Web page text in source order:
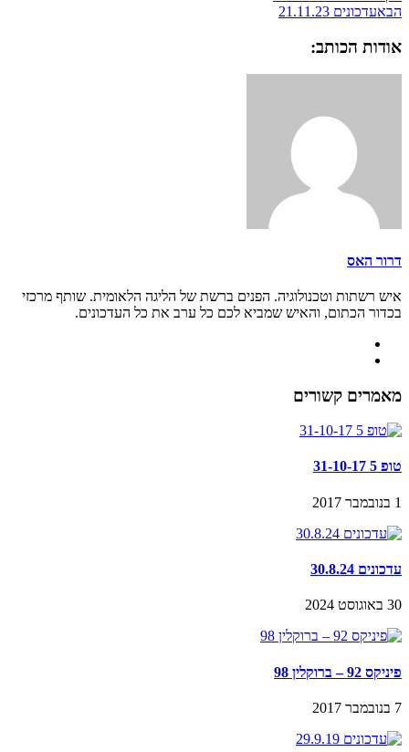
הבאעדכונים 21.11.23
אודות הכותב:
דרור האס
איש רשתות וטכנולוגיה. הפנים ברשת של הליגה הלאומית. שותף מרכזי
בכדור הכתום, והאיש שמביא לכם כל ערב את כל העדכונים.
מאמרים קשורים
טופ 5 31-10-17
1 בנובמבר 2017
עדכונים 30.8.24
30 באוגוסט 2024
פיניקס 92 – ברוקלין 98
7 בנובמבר 2017